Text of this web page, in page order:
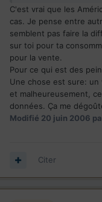
C'est vrai que les
cas. Je pense entre
semblent pas faire la
sur toi pour ta
pour la vente.
Pour ce qui est des
Une chose est sure:
et malheureusement,
données. Ça me
Modifié 20 juin 2006
Citer